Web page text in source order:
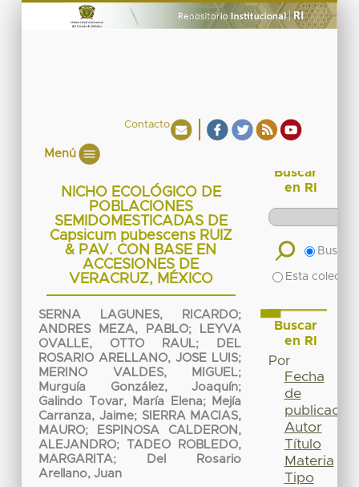
Contacto
Menú
NICHO ECOLÓGICO DE
POBLACIONES
SEMIDOMESTICADAS DE
Capsicum pubescens RUIZ
& PAV. CON BASE EN
ACCESIONES DE
VERACRUZ, MÉXICO
SERNA LAGUNES, RICARDO;
ANDRES MEZA, PABLO;
LEYVA
OVALLE, OTTO RAUL;
DEL
ROSARIO ARELLANO, JOSE LUIS;
MERINO VALDES, MIGUEL;
Murguía González, Joaquín;
Galindo Tovar, María Elena;
Mejía
Carranza, Jaime; SIERRA MACIAS,
MAURO;
ESPINOSA CALDERON,
ALEJANDRO;
TADEO ROBLEDO,
MARGARITA;
Del Rosario
Arellano, Juan
Buscar
en RI
Buscar
Esta
Buscar
en RI
Por
Fecha
de
publicación
Autor
Título
Materia
Tipo